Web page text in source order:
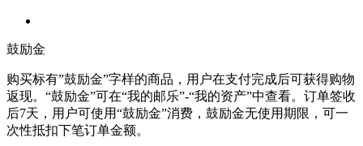
鼓励金
购买标有”鼓励金”字样的商品，用户在支付完成后可获得购物
返现。“鼓励金”可在“我的邮乐”-“我的资产”中查看。订单签收
后7天，用户可使用“鼓励金”消费，鼓励金无使用期限，可一
次性抵扣下笔订单金额。